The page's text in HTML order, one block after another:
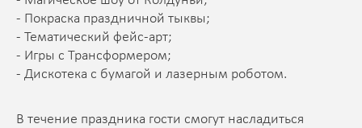
- Покраска праздничной тыквы;
- Тематический фейс-арт;
- Игры с Трансформером;
- Дискотека с бумагой и лазерным роботом.
В течение праздника гости смогут насладиться